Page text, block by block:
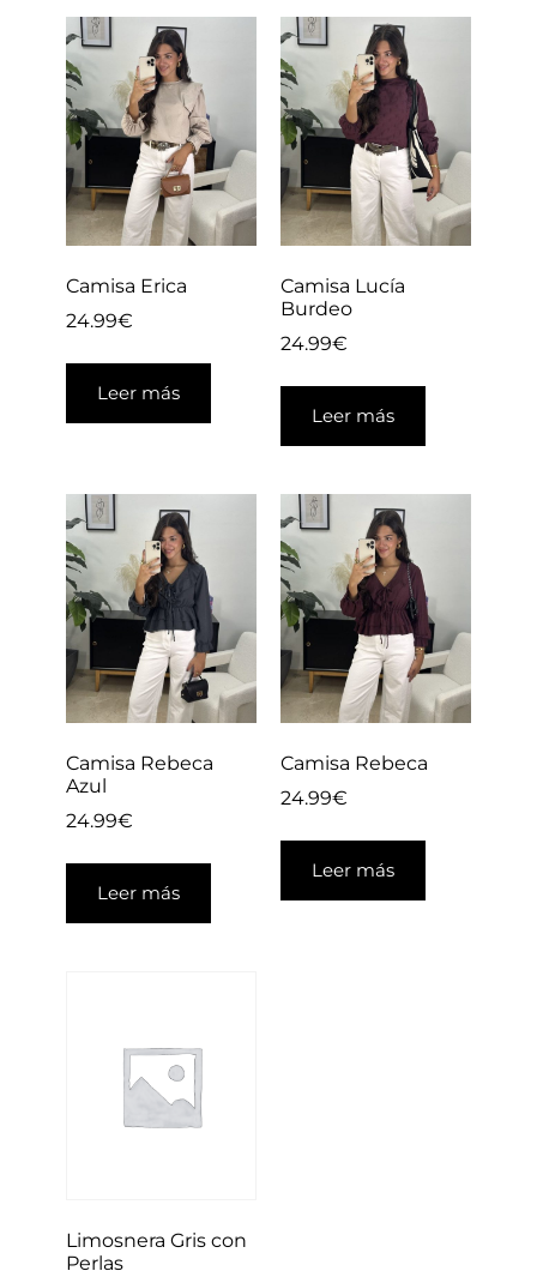
Camisa Erica
24.99€
Leer más
Camisa Lucía
Burdeo
24.99€
Leer más
Camisa Rebeca
Azul
24.99€
Leer más
Camisa Rebeca
24.99€
Leer más
Limosnera Gris con
Perlas